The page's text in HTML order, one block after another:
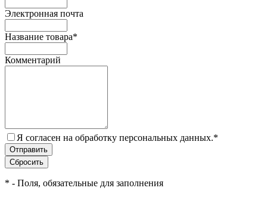
Электронная почта
Название товара*
Комментарий
Я согласен на обработку персональных данных.*
* - Поля, обязательные для заполнения